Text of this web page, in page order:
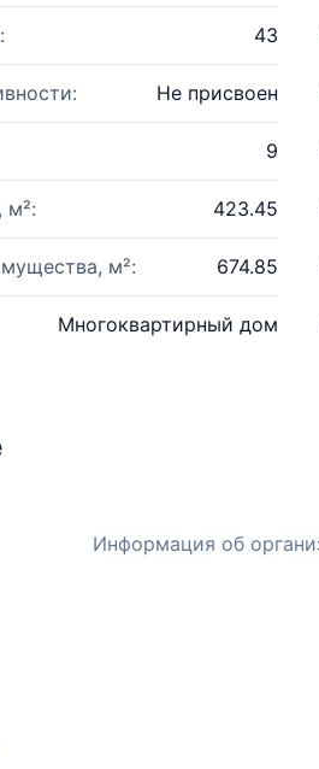
43
Не присвоен
9
м²: 423.45
м²: 674.85
Многоквартирный дом
Информация об